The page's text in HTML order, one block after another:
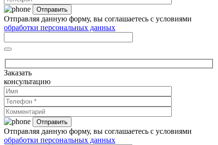
Отправляя данную форму, вы соглашаетесь с условиями
обработки персональных данных
Заказать
консультацию
Отправляя данную форму, вы соглашаетесь с условиями
обработки персональных данных